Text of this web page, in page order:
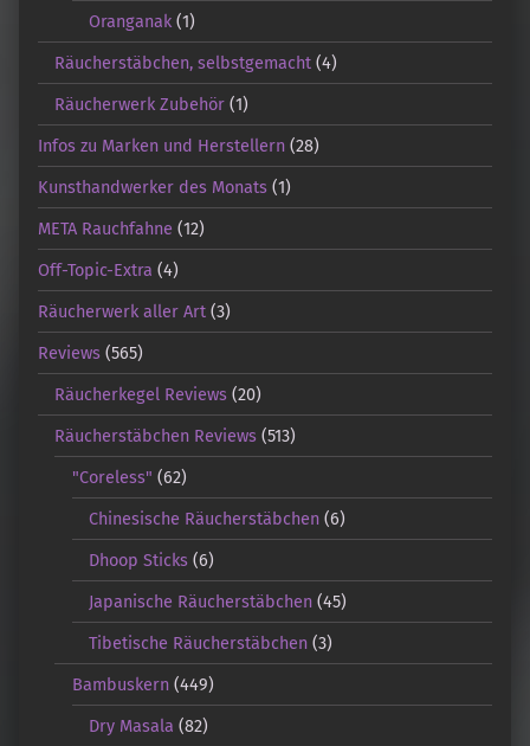
Oranganak (1)
Räucherstäbchen, selbstgemacht (4)
Räucherwerk Zubehör (1)
Infos zu Marken und Herstellern (28)
Kunsthandwerker des Monats (1)
META Rauchfahne (12)
Off-Topic-Extra (4)
Räucherwerk aller Art (3)
Reviews (565)
Räucherkegel Reviews (20)
Räucherstäbchen Reviews (513)
"Coreless" (62)
Chinesische Räucherstäbchen (6)
Dhoop Sticks (6)
Japanische Räucherstäbchen (45)
Tibetische Räucherstäbchen (3)
Bambuskern(449)
Dry Masala (82)